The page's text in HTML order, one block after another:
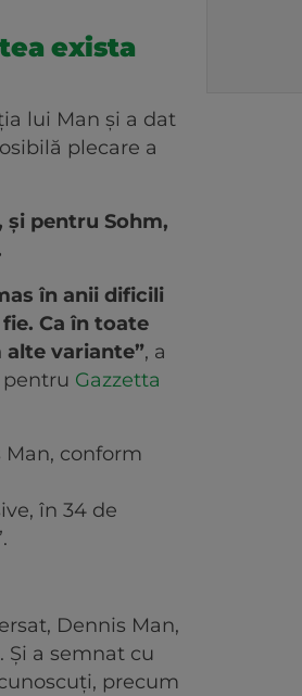
exista
lui Man și a dat
plecare a
și pentru Sohm,
în anii dificili
Ca în toate
variante”, a
pentru Gazzetta
conform
în 34 de
Dennis Man,
a semnat cu
precum